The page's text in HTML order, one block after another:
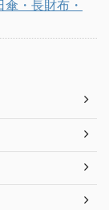
・長財布・